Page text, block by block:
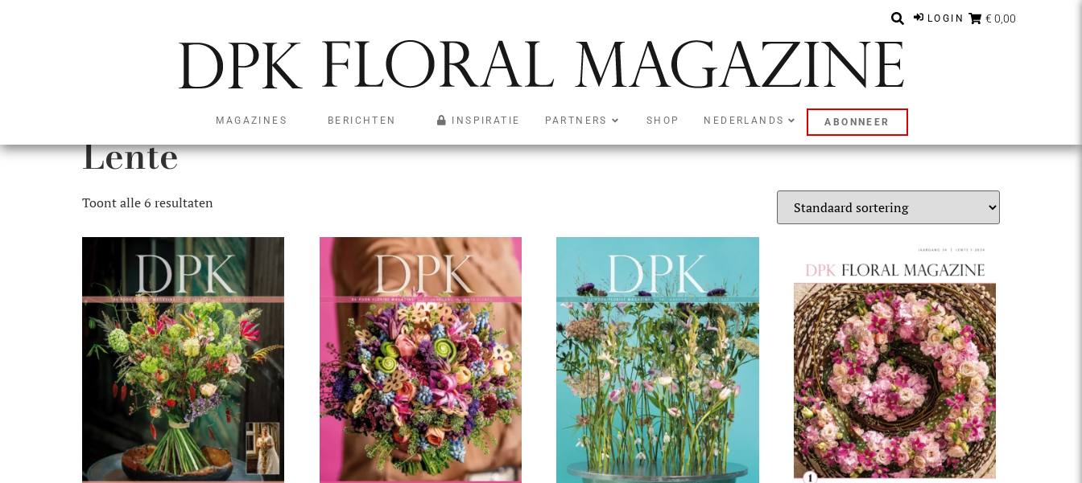
LOGIN € 0,00
MAGAZINES BERICHTEN INSPIRATIE PARTNERS SHOP NEDERLANDS ABONNEER
Lente
Toont alle 6 resultaten